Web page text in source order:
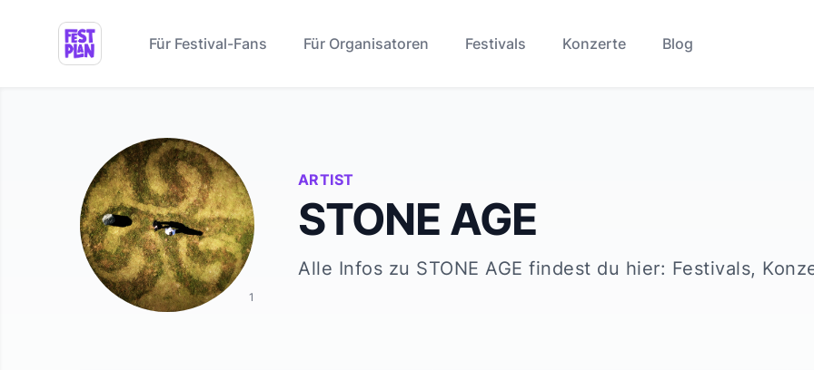
Für Festival-Fans Für Organisatoren Festivals Konzerte Blog
ARTIST
STONE AGE
Alle Infos zu STONE AGE findest du hier: Festivals,
1